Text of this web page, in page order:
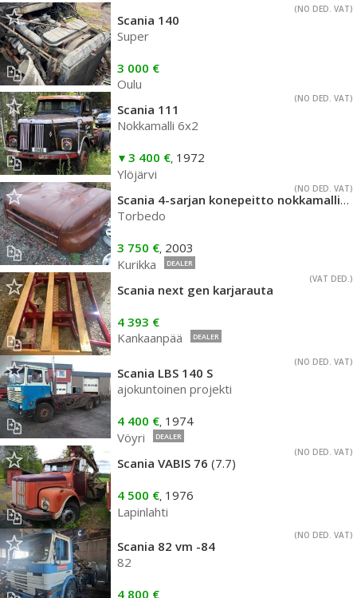
(NO DED. VAT)
Scania 140
Super
3 000 €
Oulu
(NO DED. VAT)
Scania 111
Nokkamalli 6x2
3 400 €, 1972
Ylöjärvi
(NO DED. VAT)
Scania 4-sarjan konepeitto nokkamalliin
Torbedo
3 750 €, 2003
Kurikka
DEALER
(VAT DED.)
Scania next gen karjarauta
4 393 €
Kankaanpää
DEALER
(NO DED. VAT)
Scania LBS 140 S
ajokuntoinen projekti
4 400 €, 1974
Vöyri
DEALER
(NO DED. VAT)
Scania VABIS 76 (7.7)
4 500 €, 1976
Lapinlahti
(NO DED. VAT)
Scania 82 vm -84
82
4 800 €